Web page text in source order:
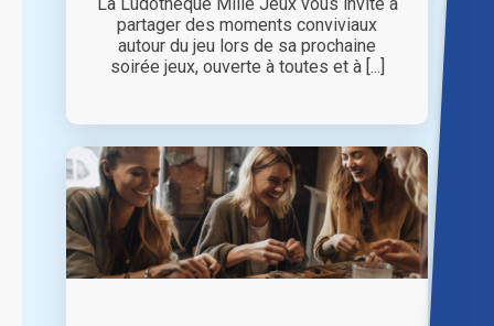
partager des moments conviviaux
autour du jeu lors de sa prochaine
soirée jeux, ouverte à toutes et à [...]